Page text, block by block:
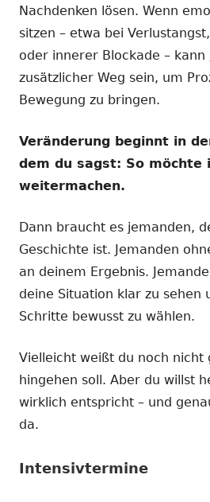
Nachdenken lösen. Wenn
sitzen – etwa bei
oder innerer Blockade – kann
zusätzlicher Weg sein, um
Bewegung zu bringen.
Veränderung beginnt in
dem du sagst: So möchte
weitermachen.
Dann braucht es jemanden,
Geschichte ist. Jemanden
an deinem Ergebnis.
deine Situation klar zu sehen
Schritte bewusst zu wählen.
Vielleicht weißt du noch nicht
hingehen soll. Aber du willst
wirklich entspricht – und
da.
Intensivtermine